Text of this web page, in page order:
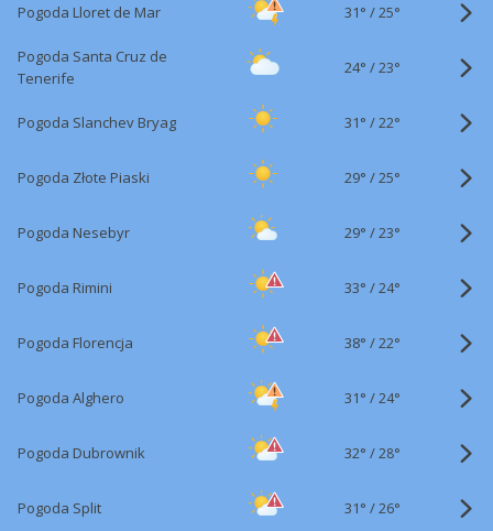
Pogoda Lloret de Mar 31° /25°
Pogoda Santa Cruz de
Tenerife
24° /23°
Pogoda Slanchev Bryag 31° /22°
Pogoda Złote Piaski 29° /25°
Pogoda Nesebyr 29° /23°
Pogoda Rimini 33° /24°
Pogoda Florencja 38° /22°
Pogoda Alghero 31° /24°
Pogoda Dubrownik 32° /28°
Pogoda Split 31° /26°